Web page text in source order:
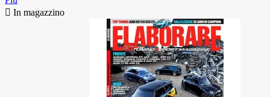
 In magazzino